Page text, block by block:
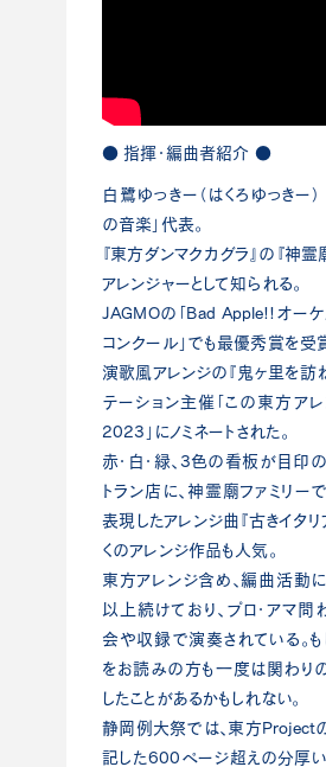
● 指揮・編曲者紹介 ●
白鷺ゆっきー（はくろゆっきー
の音楽」代表。
『東方ダンマクカグラ』の『神霊
アレンジャーとして知られる。
JAGMOの「Bad Apple!!オーケ
コンクール」でも最優秀賞を受
演歌風アレンジの『鬼ヶ里を訪
テーション主催「この東方アレ
2023」にノミネートされた。
赤・白・緑、3色の看板が目印
トラン店に、神霊廟ファミリー
表現したアレンジ曲『古きイタリ
くのアレンジ作品も人気。
東方アレンジ含め、編曲活動
以上続けており、プロ・アマ問
会や収録で演奏されている。も
をお読みの方も一度は関わり
したことがあるかもしれない。
静岡例大祭では、東方Project
記した600ページ超えの分厚